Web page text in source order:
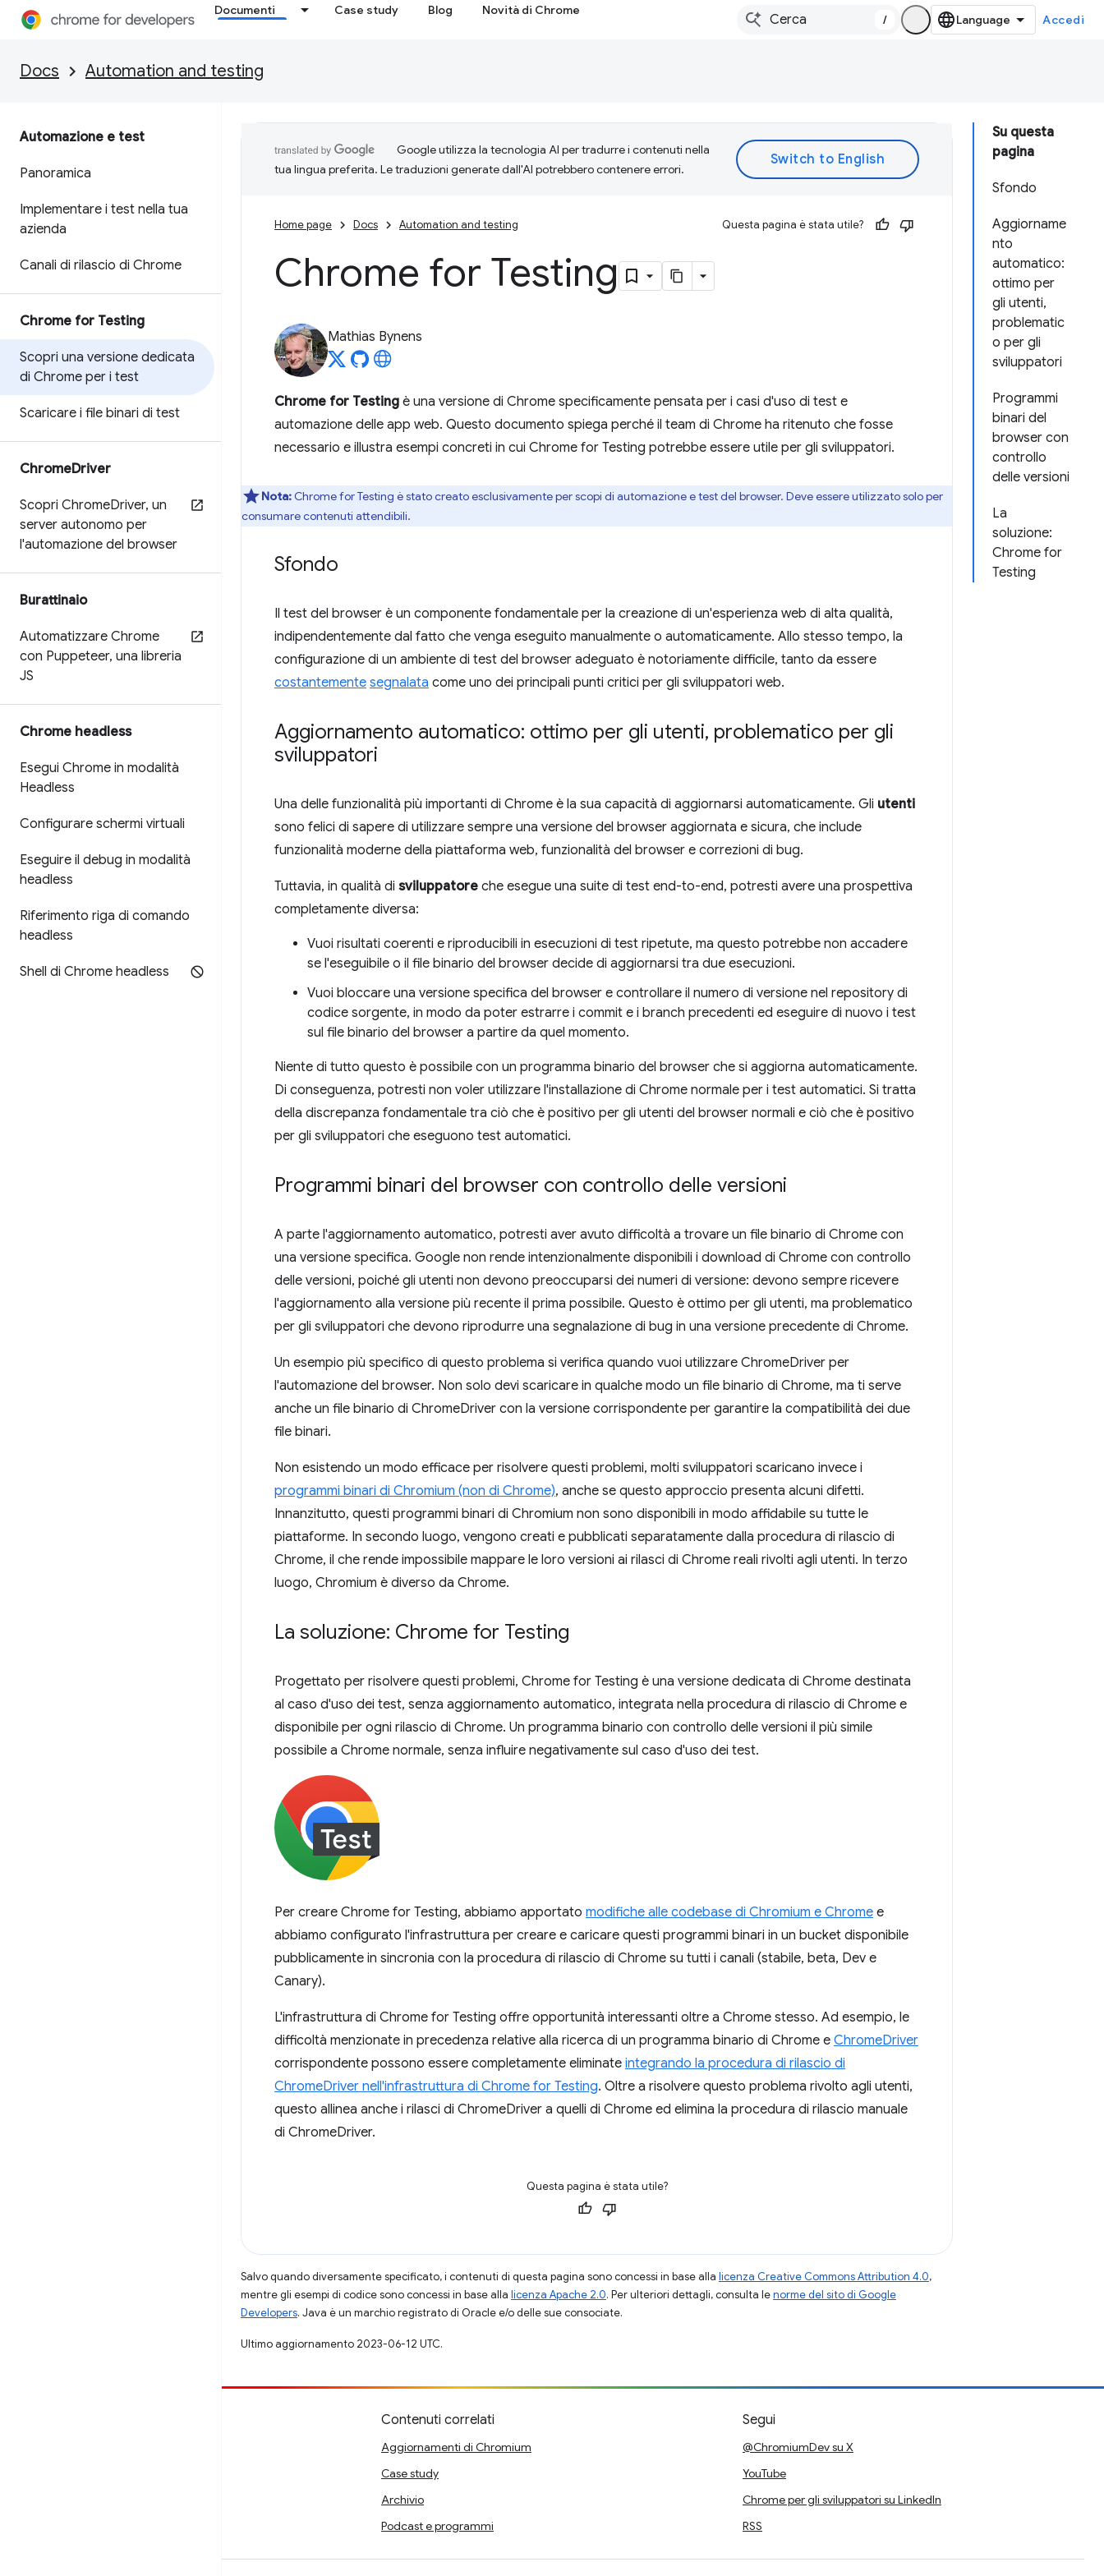
Documenti Case study Blog Novità di Chrome
/ Accedi
Docs Automation and testing
Automazione e test
Panoramica
Implementare i test nella tua
azienda
Canali di rilascio di Chrome
Chrome for Testing
Scopri una versione dedicata
di Chrome per i test
Scaricare i file binari di test
ChromeDriver
Scopri ChromeDriver, un
server autonomo per
l'automazione del browser
Burattinaio
Automatizzare Chrome
con Puppeteer, una libreria
JS
Chrome headless
Esegui Chrome in modalità
Headless
Configurare schermi virtuali
Eseguire il debug in modalità
headless
Riferimento riga di comando
headless
Shell di Chrome headless
Su questa
pagina
Sfondo
Aggiorname
nto
automatico:
ottimo per
gli utenti,
problematic
o per gli
sviluppatori
Programmi
binari del
browser con
controllo
delle versioni
La
soluzione:
Chrome for
Testing
Google utilizza la tecnologia AI per tradurre i contenuti nella
tua lingua preferita. Le traduzioni generate dall'AI potrebbero contenere errori.
Home page Docs Automation and testing Questa pagina è stata utile?
Chrome for Testing
Mathias Bynens
Chrome for Testing è una versione di Chrome specificamente pensata per i casi d'uso di test e
automazione delle app web. Questo documento spiega perché il team di Chrome ha ritenuto che fosse
necessario e illustra esempi concreti in cui Chrome for Testing potrebbe essere utile per gli sviluppatori.
Nota: Chrome for Testing è stato creato esclusivamente per scopi di automazione e test del browser. Deve essere utilizzato solo per
consumare contenuti attendibili.
Sfondo
Il test del browser è un componente fondamentale per la creazione di un'esperienza web di alta qualità,
indipendentemente dal fatto che venga eseguito manualmente o automaticamente. Allo stesso tempo, la
configurazione di un ambiente di test del browser adeguato è notoriamente difficile, tanto da essere
costantemente segnalata come uno dei principali punti critici per gli sviluppatori web.
Aggiornamento automatico: ottimo per gli utenti, problematico per gli
sviluppatori
Una delle funzionalità più importanti di Chrome è la sua capacità di aggiornarsi automaticamente. Gli utenti
sono felici di sapere di utilizzare sempre una versione del browser aggiornata e sicura, che include
funzionalità moderne della piattaforma web, funzionalità del browser e correzioni di bug.
Tuttavia, in qualità di sviluppatore che esegue una suite di test end-to-end, potresti avere una prospettiva
completamente diversa:
Vuoi risultati coerenti e riproducibili in esecuzioni di test ripetute, ma questo potrebbe non accadere
se l'eseguibile o il file binario del browser decide di aggiornarsi tra due esecuzioni.
Vuoi bloccare una versione specifica del browser e controllare il numero di versione nel repository di
codice sorgente, in modo da poter estrarre i commit e i branch precedenti ed eseguire di nuovo i test
sul file binario del browser a partire da quel momento.
Niente di tutto questo è possibile con un programma binario del browser che si aggiorna automaticamente.
Di conseguenza, potresti non voler utilizzare l'installazione di Chrome normale per i test automatici. Si tratta
della discrepanza fondamentale tra ciò che è positivo per gli utenti del browser normali e ciò che è positivo
per gli sviluppatori che eseguono test automatici.
Programmi binari del browser con controllo delle versioni
A parte l'aggiornamento automatico, potresti aver avuto difficoltà a trovare un file binario di Chrome con
una versione specifica. Google non rende intenzionalmente disponibili i download di Chrome con controllo
delle versioni, poiché gli utenti non devono preoccuparsi dei numeri di versione: devono sempre ricevere
l'aggiornamento alla versione più recente il prima possibile. Questo è ottimo per gli utenti, ma problematico
per gli sviluppatori che devono riprodurre una segnalazione di bug in una versione precedente di Chrome.
Un esempio più specifico di questo problema si verifica quando vuoi utilizzare ChromeDriver per
l'automazione del browser. Non solo devi scaricare in qualche modo un file binario di Chrome, ma ti serve
anche un file binario di ChromeDriver con la versione corrispondente per garantire la compatibilità dei due
file binari.
Non esistendo un modo efficace per risolvere questi problemi, molti sviluppatori scaricano invece i
programmi binari di Chromium (non di Chrome), anche se questo approccio presenta alcuni difetti.
Innanzitutto, questi programmi binari di Chromium non sono disponibili in modo affidabile su tutte le
piattaforme. In secondo luogo, vengono creati e pubblicati separatamente dalla procedura di rilascio di
Chrome, il che rende impossibile mappare le loro versioni ai rilasci di Chrome reali rivolti agli utenti. In terzo
luogo, Chromium è diverso da Chrome.
La soluzione: Chrome for Testing
Progettato per risolvere questi problemi, Chrome for Testing è una versione dedicata di Chrome destinata
al caso d'uso dei test, senza aggiornamento automatico, integrata nella procedura di rilascio di Chrome e
disponibile per ogni rilascio di Chrome. Un programma binario con controllo delle versioni il più simile
possibile a Chrome normale, senza influire negativamente sul caso d'uso dei test.
Per creare Chrome for Testing, abbiamo apportato modifiche alle codebase di Chromium e Chrome e
abbiamo configurato l'infrastruttura per creare e caricare questi programmi binari in un bucket disponibile
pubblicamente in sincronia con la procedura di rilascio di Chrome su tutti i canali (stabile, beta, Dev e
Canary).
L'infrastruttura di Chrome for Testing offre opportunità interessanti oltre a Chrome stesso. Ad esempio, le
difficoltà menzionate in precedenza relative alla ricerca di un programma binario di Chrome e ChromeDriver
corrispondente possono essere completamente eliminate integrando la procedura di rilascio di
ChromeDriver nell'infrastruttura di Chrome for Testing. Oltre a risolvere questo problema rivolto agli utenti,
questo allinea anche i rilasci di ChromeDriver a quelli di Chrome ed elimina la procedura di rilascio manuale
di ChromeDriver.
Questa pagina è stata utile?
Salvo quando diversamente specificato, i contenuti di questa pagina sono concessi in base alla licenza Creative Commons Attribution 4.0,
mentre gli esempi di codice sono concessi in base alla licenza Apache 2.0. Per ulteriori dettagli, consulta lenorme del sito di Google
Developers. Java è un marchio registrato di Oracle e/o delle sue consociate.
Ultimo aggiornamento 2023-06-12 UTC.
Contenuti correlati
Aggiornamenti di Chromium
Case study
Archivio
Podcast e programmi
Segui
@ChromiumDev su X
YouTube
Chrome per gli sviluppatori su LinkedIn
RSS